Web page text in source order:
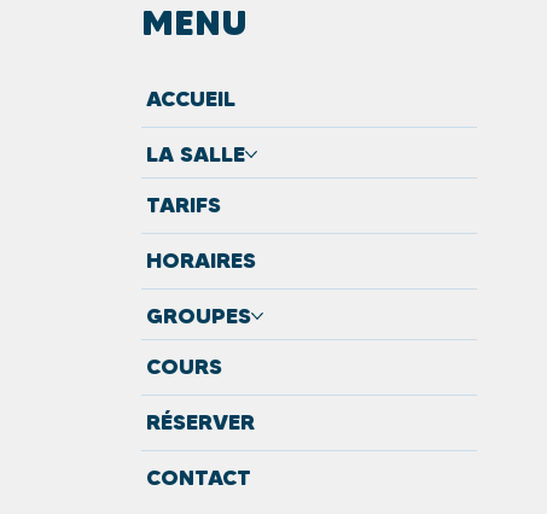
MENU
ACCUEIL
LA SALLE
TARIFS
HORAIRES
GROUPES
COURS
RÉSERVER
CONTACT